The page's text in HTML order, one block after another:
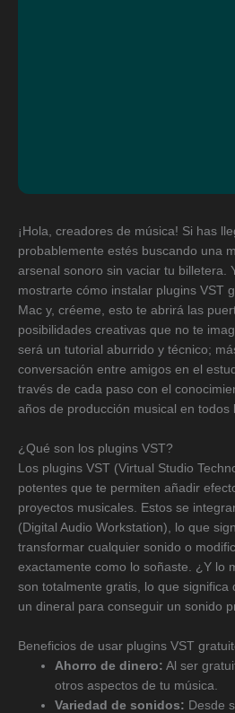
¡Hola, creadores de música! Si has
probablemente estés buscando una
arsenal sonoro sin vaciar tu billetera.
mostrarte cómo instalar plugins VST
Mac y, créeme, esto te abrirá las
posibilidades creativas que no te
será un tutorial aburrido y técnico;
conversación entre amigos en el
través de cada paso con el
años de producción musical en todos
¿Qué son los plugins VST?
Los plugins VST (Virtual Studio
potentes que te permiten añadir
proyectos musicales. Estos se
(Digital Audio Workstation), lo que
transformar cualquier sonido o
exactamente como lo soñaste. ¿Y lo
son totalmente gratis, lo que significa
un dineral para conseguir un sonido
Beneficios de usar plugins VST
Ahorro de dinero: Al ser
otros aspectos de tu música.
Variedad de sonidos: Desde